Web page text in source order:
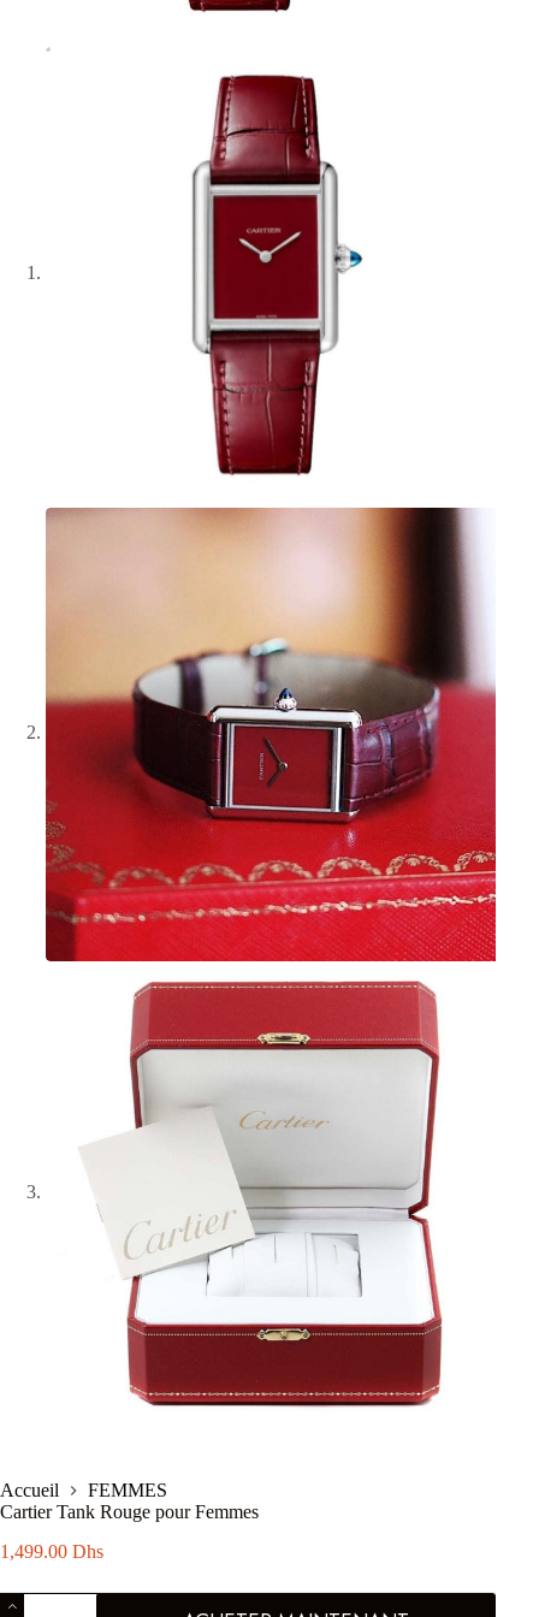
Accueil
FEMMES
Cartier Tank Rouge pour Femmes
1,499.00 Dhs
quantité